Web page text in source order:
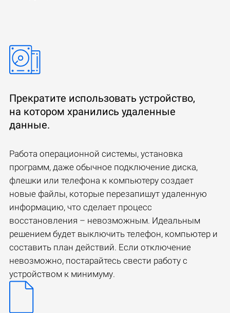
Прекратите использовать устройство,
на котором хранились удаленные
данные.
Работа операционной системы, установка
программ, даже обычное подключение диска,
флешки или телефона к компьютеру создает
новые файлы, которые перезапишут удаленную
информацию, что сделает процесс
восстановления – невозможным. Идеальным
решением будет выключить телефон, компьютер и
составить план действий. Если отключение
невозможно, постарайтесь свести работу с
устройством к минимуму.